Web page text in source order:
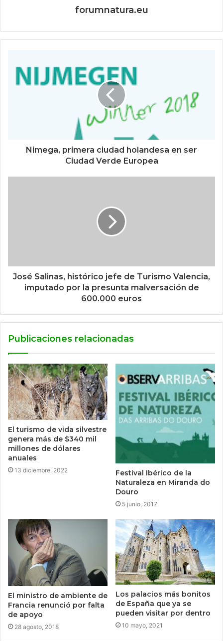
forumnatura.eu
Nimega, primera ciudad holandesa en ser
Ciudad Verde Europea
José Salinas, histórico jefe de Turismo Valencia,
imputado por la presunta malversación de
600.000 euros
Publicaciones relacionadas
El turismo de vida silvestre
genera más de $340 mil
millones de dólares
anuales
13 diciembre, 2022
Festival Ibérico de la
Naturaleza en Miranda do
Douro
5 junio, 2017
El ministro de ambiente de
Francia renunció por falta
de apoyo
28 agosto, 2018
Los palacios más bonitos
de España que ya se
pueden visitar por dentro
10 mayo, 2021